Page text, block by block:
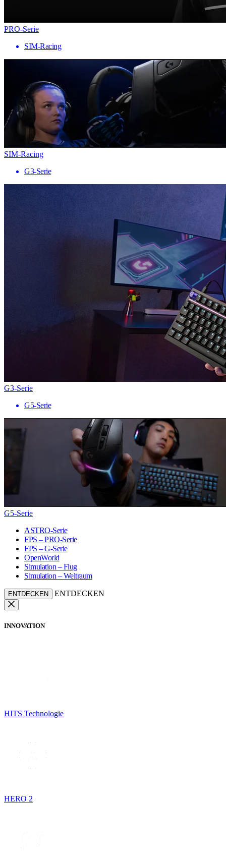
PRO-Serie
SIM-Racing
SIM-Racing
G3-Serie
G3-Serie
G5-Serie
G5-Serie
ASTRO-Serie
FPS – PRO-Serie
FPS – G-Serie
OpenWorld
Simulation – Flug
Simulation – Weltraum
ENTDECKEN ENTDECKEN
INNOVATION
HITS Technologie
HERO 2